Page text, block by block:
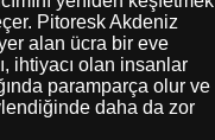
Pitoresk Akdeniz
yer alan ücra bir eve
ihtiyacı olan insanlar
paramparça olur ve
daha da zor